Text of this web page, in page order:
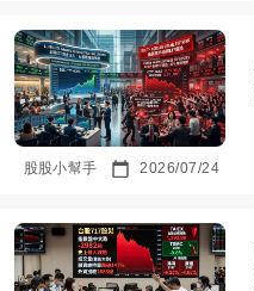
股股小幫手 2026/07/24